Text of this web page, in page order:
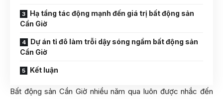
Hạ tầng tác động mạnh đến giá trị bất động sản
Cần Giờ
Dự án tỉ đô làm trỗi dậy sóng ngầm bất động sản
Cần Giờ
Kết luận
Bất động sản Cần Giờ nhiều năm qua luôn được nhắc đến